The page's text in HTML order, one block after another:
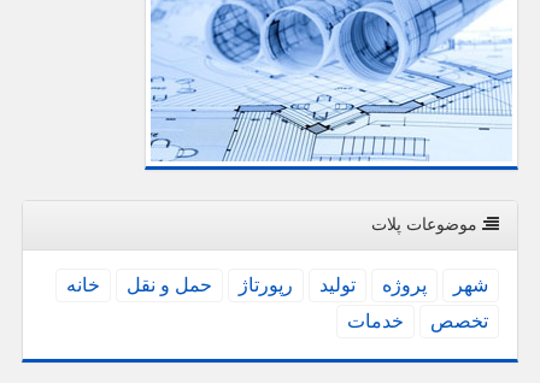
موضوعات پلات
شهر پروژه تولید رپورتاژ حمل و نقل
خانه
تخصص
خدمات